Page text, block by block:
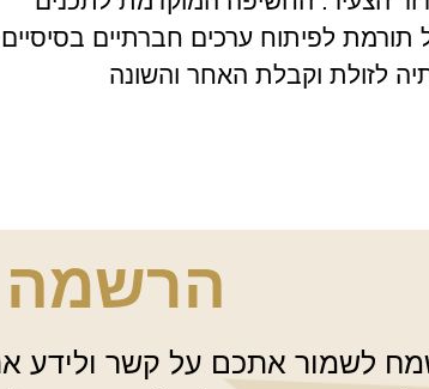
תורמת לפיתוח ערכים חברתיים
לזולת וקבלת האחר והשונה
הרשמה
לשמור אתכם על קשר ולידע